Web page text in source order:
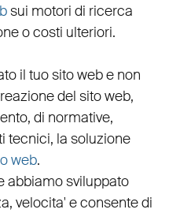
sui motori di ricerca
o costi ulteriori.
il tuo sito web e non
del sito web,
di normative,
tecnici, la soluzione
web.
abbiamo sviluppato
, velocita' e consente di